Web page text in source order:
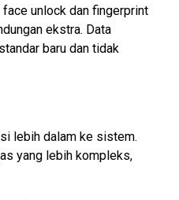
unlock dan fingerprint
ekstra. Data
baru dan tidak
lebih dalam ke sistem.
yang lebih kompleks,